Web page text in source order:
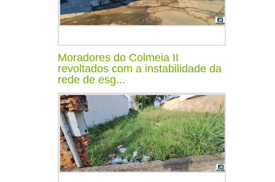
Moradores do Colmeia II
revoltados com a instabilidade da
rede de esg...